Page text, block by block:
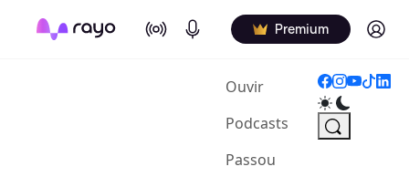
On Air Podcasts Premium Log in
Ouvir(current)
Podcasts
Passou